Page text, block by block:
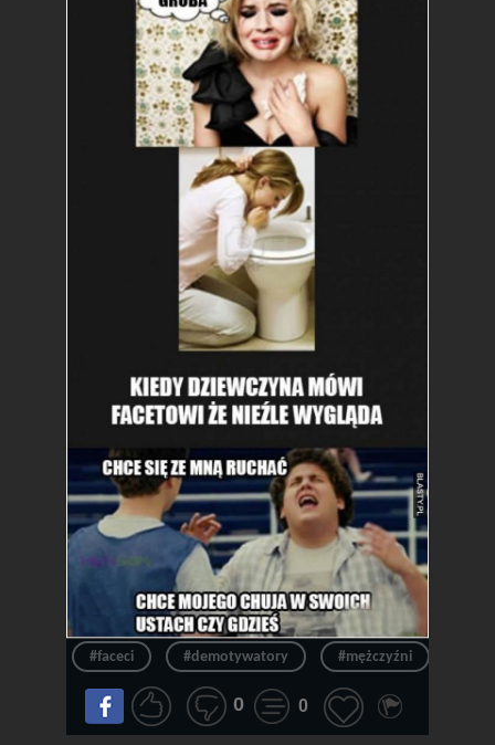
#faceci #demotywatory #mężczyźni
0 0